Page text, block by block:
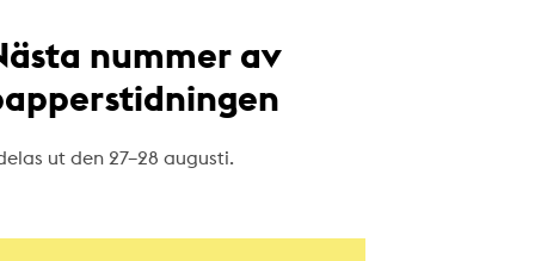
nummer av
ut den 27–28 augusti.